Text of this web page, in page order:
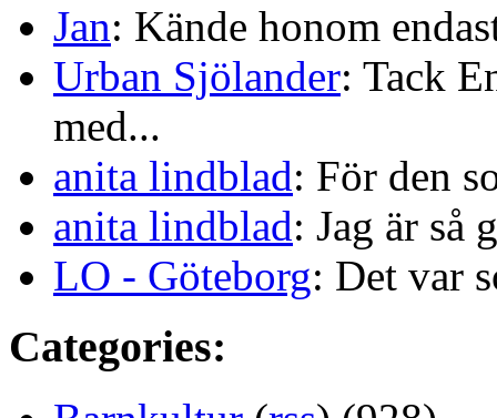
Jan: Kände honom
Urban Sjölander: Tack
med...
anita lindblad: För den
anita lindblad: Jag är så
LO - Göteborg: Det var
Categories: